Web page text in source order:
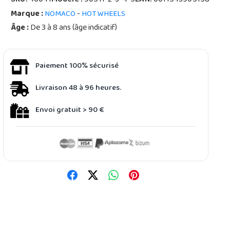
Marque :NOMACO-HOT WHEELS
Âge :De 3 à 8 ans (âge indicatif)
Paiement 100% sécurisé
Livraison 48 à 96 heures.
Envoi gratuit > 90 €